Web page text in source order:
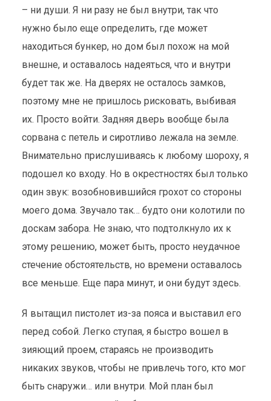
– ни души. Я ни разу не был внутри, так что
нужно было еще определить, где может
находиться бункер, но дом был похож на мой
внешне, и оставалось надеяться, что и внутри
будет так же. На дверях не осталось замков,
поэтому мне не пришлось рисковать, выбивая
их. Просто войти. Задняя дверь вообще была
сорвана с петель и сиротливо лежала на земле.
Внимательно прислушиваясь к любому шороху, я
подошел ко входу. Но в окрестностях был только
один звук: возобновившийся грохот со стороны
моего дома. Звучало так… будто они колотили по
доскам забора. Не знаю, что подтолкнуло их к
этому решению, может быть, просто неудачное
стечение обстоятельств, но времени оставалось
все меньше. Еще пара минут, и они будут здесь.
Я вытащил пистолет из-за пояса и выставил его
перед собой. Легко ступая, я быстро вошел в
зияющий проем, стараясь не производить
никаких звуков, чтобы не привлечь того, кто мог
быть снаружи… или внутри. Мой план был